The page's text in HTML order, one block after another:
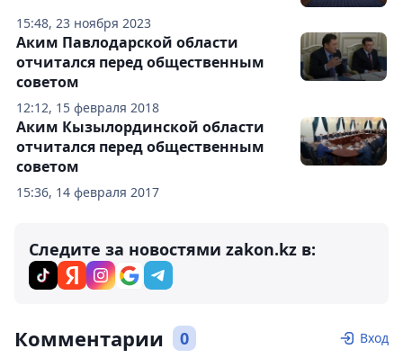
15:48, 23 ноября 2023
12:12, 15 февраля 2018
Аким Павлодарской области
отчитался перед общественным
советом
15:36, 14 февраля 2017
Аким Кызылординской области
отчитался перед общественным
советом
Следите за новостями zakon.kz в:
Комментарии 0 Вход